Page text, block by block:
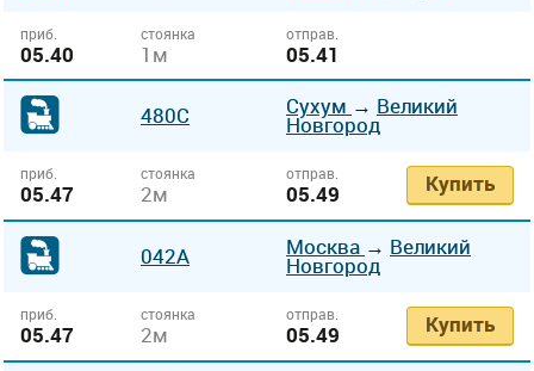
приб.
05.40
стоянка
1м
отправ.
05.41
480С Сухум → Великий
Новгород
приб.
05.47
стоянка
2м
отправ.
05.49 Купить
042А Москва → Великий
Новгород
приб.
05.47
стоянка
2м
отправ.
05.49 Купить